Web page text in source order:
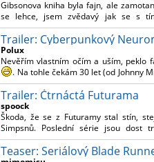
Výběr Ulricha Tomsena pro mě velké
velmi zajímavá volba bravo.
Chandler je lepší a lepší s každou
Komiksy to mají ted´těžké,
to všechno kolem (DC nebo MCU to
nezasloužilo by si to zářez jen kvůli
tomu palce.
Gibsonova kniha byla fajn, ale
se lehce, jsem zvědavý jak se s
Grafický román jsem nevěděl, že
Trailer: Cyberpunkový
Polux
Nevěřím vlastním očím a uším, peklo
. Na tohle čekám 30 let (od Johnny
tehdejšího zjištění z časopisů, kdo je to
je jeho debutová kniha zač), přičemž
Matrixu, který pojem cyberpunk
povědomí i obyčejného diváka a
žánru) marně doufám, že si po řadě
nástupců", kteří přišli poté (Ghost In
Battle Angel, Altered Carbon, Blade
Trailer: Čtrnáctá Futurama
spoock
Škoda, že se z Futuramy stal stín,
Simpsnů. Poslední série jsou dost
třeba se objeví nějaký zajímavý
Nedávno začala vycházet nová
Teaser: Seriálový Blade